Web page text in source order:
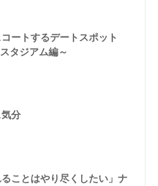
ートするデートスポット
タジアム編～
分
ることはやり尽くしたい」ナ